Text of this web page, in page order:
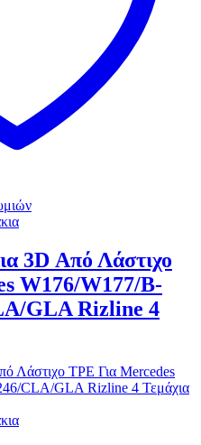
3D Από Λάστιχο
W176/W177/Β-
GLA Rizline 4